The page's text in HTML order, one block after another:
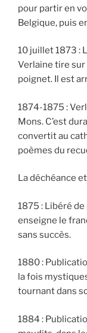
pour partir en
Belgique, puis
10 juillet 1873 :
Verlaine tire
poignet. Il est
1874-1875 :
Mons. C’est
convertit au
poèmes du
La déchéance
1875 : Libéré
enseigne le
sans succès.
1880 :
la fois
tournant dans
1884 :